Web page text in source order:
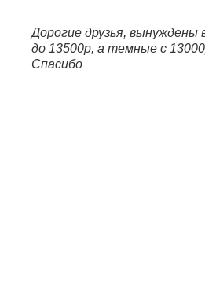
Дорогие друзья,
до 13500р, а темные с
Спасибо